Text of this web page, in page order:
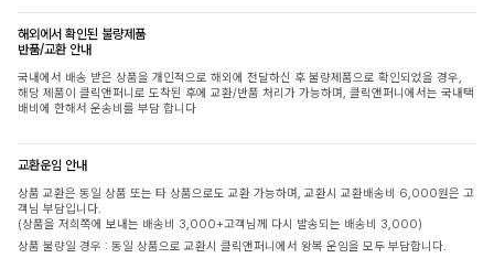
해외에서 확인된 불량제품
반품/교환 안내
국내에서 배송 받은 상품을 개인적으로 해외에 전달하신 후 불량제품으로 확인되었을 경우,
해당 제품이 클릭앤퍼니로 도착된 후에 교환/반품 처리가 가능하며, 클릭앤퍼니에서는 국내택
배비에 한해서 운송비를 부담 합니다
교환운임 안내
상품 교환은 동일 상품 또는 타 상품으로도 교환 가능하며, 교환시 교환배송비 6,000원은 고
객님 부담입니다.
(상품을 저희쪽에 보내는 배송비 3,000+고객님께 다시 발송되는 배송비 3,000)
상품 불량일 경우 : 동일 상품으로 교환시 클릭앤퍼니에서 왕복 운임을 모두 부담합니다.